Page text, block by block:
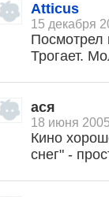
Atticus
15 декабря
Посмотрел
Трогает.
ася
18 июня
Кино
снег" -